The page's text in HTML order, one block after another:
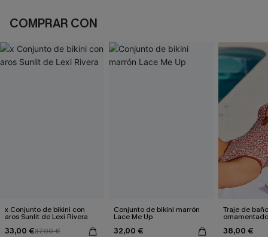
COMPRAR CON
x Conjunto de bikini con
aros Sunlit de Lexi Rivera
33,00 €37,00 €
Conjunto de bikini marrón
Lace Me Up
32,00 €
Traje de
38,00 €